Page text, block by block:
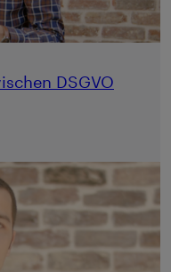
DSGVO